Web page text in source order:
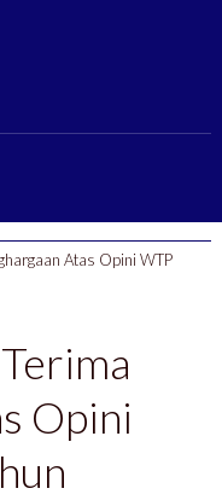
Atas Opini WTP
Opini